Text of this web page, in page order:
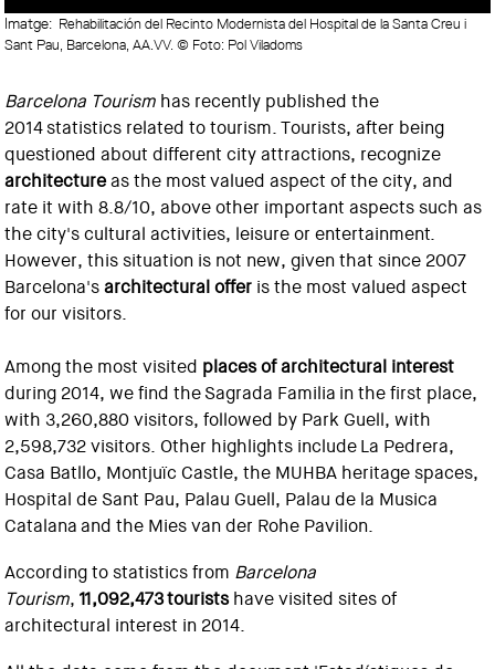
Imatge: Rehabilitación del Recinto Modernista del Hospital de la Santa Creu i
Sant Pau, Barcelona, AA.VV. © Foto: Pol Viladoms
Barcelona Tourism has recently published the
2014 statistics related to tourism. Tourists, after being
questioned about different city attractions, recognize
architectureas the most valued aspect of the city, and
rate it with 8.8/10, above other important aspects such as
the city's cultural activities, leisure or entertainment.
However, this situation is not new, given that since 2007
Barcelona'sarchitectural offer is the most valued aspect
for our visitors. ​​
Among the most visited places of architectural interest
during 2014, we find the Sagrada Familia in the first place,
with 3,260,880 visitors, followed by Park Guell, with
2,598,732 visitors. Other highlights include La Pedrera,
Casa Batllo, Montjuïc Castle, the MUHBA heritage spaces,
Hospital de Sant Pau, Palau Guell, Palau de la Musica
Catalana and the Mies van der Rohe Pavilion.
According to statistics from Barcelona
Tourism, 11,092,473 touristshave visited sites of
architectural interest in 2014.